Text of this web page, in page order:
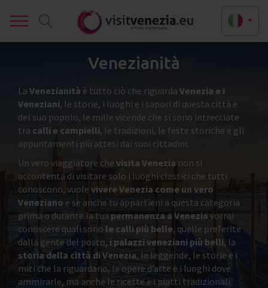
Venezianità
La Venezianità è tutto ciò che riguarda Venezia e i
Veneziani, le storie, i luoghi e i sapori di questa città e
del suo popolo, le mille vicende che si sono intrecciate
tra calli e campielli, le tradizioni, le feste storiche e gli
appuntamenti più attesi dai suoi cittadini.
Un vero viaggiatore che visita Venezia non si
accontenta di visitare solo i luoghi classici che tutti
conoscono, vuole vivere Venezia come un vero
Veneziano e se anche tu appartieni a questa categoria
prima o durante la tua permanenza a Venezia vorrai
conoscere quali sono le calli più belle, quelle preferite
dalla gente del posto, i palazzi veneziani più belli, la
storia della città di Venezia, le leggende, le storie e i
miti che la riguardano, le opere d’arte e i luoghi dove
ammirarle, ma anche le ricette e i piatti tradizionali